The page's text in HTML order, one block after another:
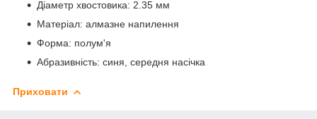
Діаметр хвостовика: 2.35 мм
Матеріал: алмазне напилення
Форма: полум'я
Абразивність: синя, середня насічка
Приховати